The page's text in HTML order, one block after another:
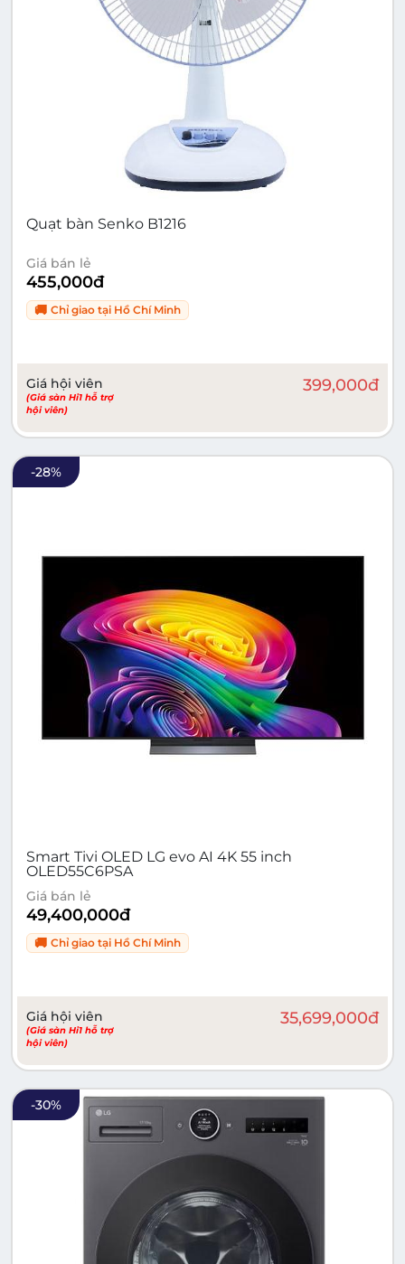
Quạt bàn Senko B1216
Giá bán lẻ
455,000đ
🚚 Chỉ giao tại Hồ Chí Minh
Giá hội viên
(Giá sàn Hi1 hỗ trợ
hội viên)
399,000đ
-28%
Smart Tivi OLED LG evo AI 4K 55 inch
OLED55C6PSA
Giá bán lẻ
49,400,000đ
🚚 Chỉ giao tại Hồ Chí Minh
Giá hội viên
(Giá sàn Hi1 hỗ trợ
hội viên)
35,699,000đ
-30%